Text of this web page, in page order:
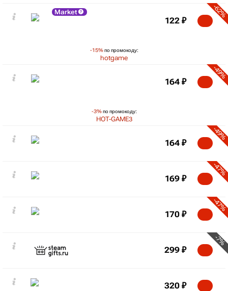
Market
-15%по промокоду:
hotgame
-62%
122 ₽
-3%по промокоду:
HOT-GAME3
-49%
164 ₽
-49%
164 ₽
-47%
169 ₽
-47%
170 ₽
-7%
299 ₽
320 ₽